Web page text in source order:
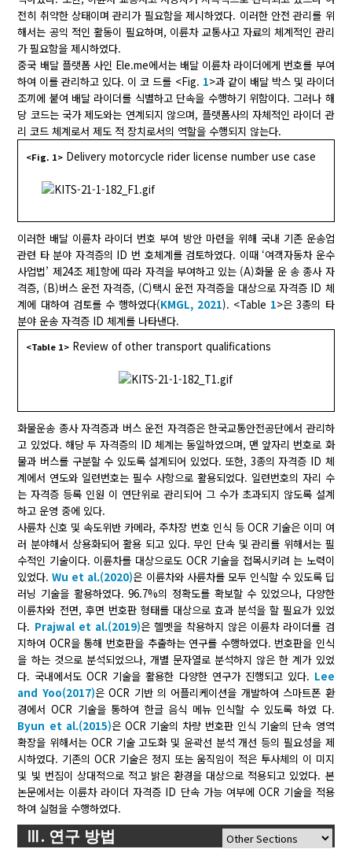
전히 취약한 상태이며 관리가 필요함을 제시하였다. 이러한 안전 관리를 위
해서는 공익 적인 활동이 필요하며, 이륜차 교통사고 자료의 체계적인 관리
가 필요함을 제시하였다.
중국 배달 플랫폼 사인 Ele.me에서는 배달 이륜차 라이더에게 번호를 부여
하여 이를 관리하고 있다. 이 코 드를 <Fig. 1>과 같이 배달 박스 및 라이더
조끼에 붙여 배달 라이더를 식별하고 단속을 수행하기 위함이다. 그러나 해
당 코드는 국가 제도와는 연계되지 않으며, 플랫폼사의 자체적인 라이더 관
리 코드 체계로서 제도 적 장치로서의 역할을 수행되지 않는다.
<Fig. 1> Delivery motorcycle rider license number use case
이러한 배달 이륜차 라이더 번호 부여 방안 마련을 위해 국내 기존 운송업
관련 타 분야 자격증의 ID 번 호체계를 검토하였다. 이때 ‘여객자동차 운수
사업법’ 제24조 제1항에 따라 자격을 부여하고 있는 (A)화물 운 송 종사 자
격증, (B)버스 운전 자격증, (C)택시 운전 자격증을 대상으로 자격증 ID 체
계에 대하여 검토를 수 행하였다(KMGL, 2021). <Table 1>은 3종의 타
분야 운송 자격증 ID 체계를 나타낸다.
<Table 1> Review of other transport qualifications
화물운송 종사 자격증과 버스 운전 자격증은 한국교통안전공단에서 관리하
고 있었다. 해당 두 자격증의 ID 체계는 동일하였으며, 맨 앞자리 번호로 화
물과 버스를 구분할 수 있도록 설계되어 있었다. 또한, 3종의 자격증 ID 체
계에서 연도와 일련번호는 필수 사항으로 활용되었다. 일련번호의 자리 수
는 자격증 등록 인원 이 연단위로 관리되어 그 수가 초과되지 않도록 설계
하고 운영 중에 있다.
사륜차 신호 및 속도위반 카메라, 주차장 번호 인식 등 OCR 기술은 이미 여
러 분야해서 상용화되어 활용 되고 있다. 무인 단속 및 관리를 위해서는 필
수적인 기술이다. 이륜차를 대상으로도 OCR 기술을 접목시키려 는 노력이
있었다.Wu et al.(2020)은 이륜차와 사륜차를 모두 인식할 수 있도록 딥
러닝 기술을 활용하였다. 96.7%의 정확도를 확보할 수 있었으나, 다양한
이륜차와 전면, 후면 번호판 형태를 대상으로 효과 분석을 할 필요가 있었
다. Prajwal et al.(2019)은 헬멧을 착용하지 않은 이륜차 라이더를 검
지하여 OCR을 통해 번호판을 추출하는 연구를 수행하였다. 번호판을 인식
을 하는 것으로 분석되었으나, 개별 문자열로 분석하지 않은 한 계가 있었
다. 국내에서도 OCR 기술을 활용한 다양한 연구가 진행되고 있다. Lee
and Yoo(2017)은 OCR 기반 의 어플리케이션을 개발하여 스마트폰 환
경에서 OCR 기술을 통하여 한글 음식 메뉴 인식할 수 있도록 하였 다.
Byun et al.(2015)은 OCR 기술의 차량 번호판 인식 기술의 단속 영역
확장을 위해서는 OCR 기술 고도화 및 윤곽선 분석 개선 등의 필요성을 제
시하였다. 기존의 OCR 기술은 정지 또는 움직임이 적은 투사체의 이 미지
및 빛 번짐이 상대적으로 적고 밝은 환경을 대상으로 적용되고 있었다. 본
논문에서는 이륜차 라이더 자격증 ID 단속 가능 여부에 OCR 기술을 적용
하여 실험을 수행하였다.
Ⅲ. 연구 방법